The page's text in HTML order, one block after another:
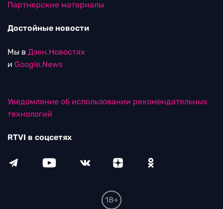
Партнерские материалы
Достойные новости
Мы в Дзен.Новостях
и Google.News
Уведомление об использовании рекомендательных
технологий
RTVI в соцсетях
18+